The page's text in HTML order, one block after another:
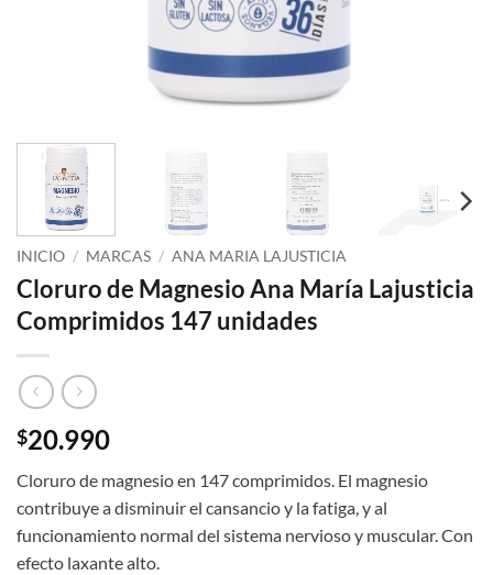
INICIO / MARCAS / ANA MARIA LAJUSTICIA
Cloruro de Magnesio Ana María Lajusticia
Comprimidos 147 unidades
$20.990
Cloruro de magnesio en 147 comprimidos. El magnesio
contribuye a disminuir el cansancio y la fatiga, y al
funcionamiento normal del sistema nervioso y muscular. Con
efecto laxante alto.